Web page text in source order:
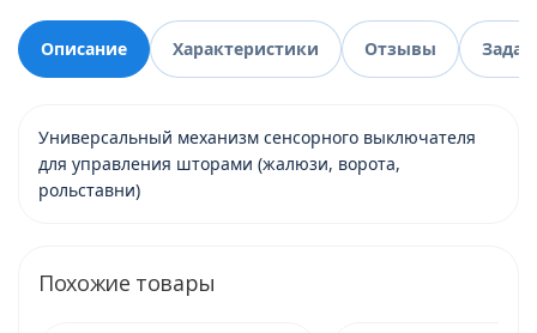
Описание Характеристики Отзывы
Универсальный механизм сенсорного выключателя
для управления шторами (жалюзи, ворота,
рольставни)
Похожие товары